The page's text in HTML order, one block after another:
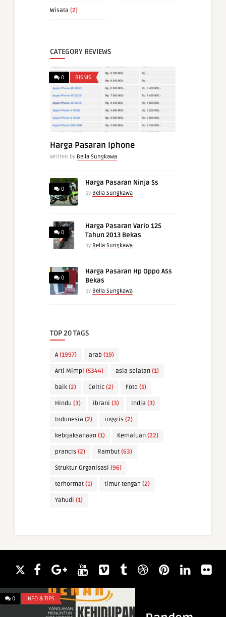
Wisata (2)
CATEGORY REVIEWS
0 BISNIS
Harga Pasaran Iphone
Written by Bella Sungkawa
0
Harga Pasaran Ninja Ss
by Bella Sungkawa
0
Harga Pasaran Vario 125
Tahun 2013 Bekas
by Bella Sungkawa
0
Harga Pasaran Hp Oppo A5s
Bekas
by Bella Sungkawa
TOP 20 TAGS
A (1997) arab (19)
Arti Mimpi (5344) asia selatan (1)
baik (2) Celtic (2) Foto (5)
Hindu (3) ibrani (3) India (3)
Indonesia (2) inggris (2)
kebijaksanaan (1) Kemaluan (22)
prancis (2) Rambut (63)
Struktur Organisasi (96)
terhormat (1) timur tengah (2)
Yahudi (1)
0 INFO & TIPS